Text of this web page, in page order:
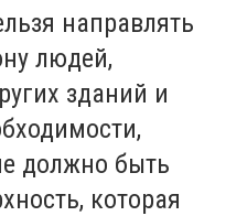
направлять
людей,
зданий и
должно быть
которая